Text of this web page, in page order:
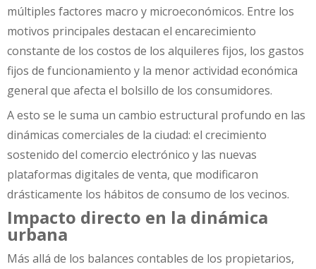
múltiples factores macro y microeconómicos. Entre los
motivos principales destacan el encarecimiento
constante de los costos de los alquileres fijos, los gastos
fijos de funcionamiento y la menor actividad económica
general que afecta el bolsillo de los consumidores.
A esto se le suma un cambio estructural profundo en las
dinámicas comerciales de la ciudad: el crecimiento
sostenido del comercio electrónico y las nuevas
plataformas digitales de venta, que modificaron
drásticamente los hábitos de consumo de los vecinos.
Impacto directo en la dinámica
urbana
Más allá de los balances contables de los propietarios,